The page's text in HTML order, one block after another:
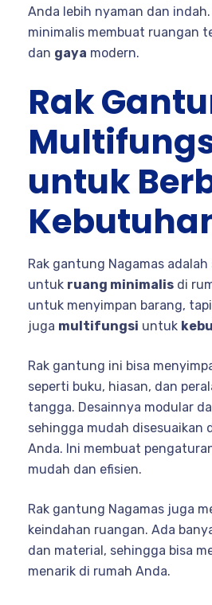
Anda lebih nyaman dan
minimalis membuat ruangan
dan gaya modern.
Rak
untuk
Rak gantung Nagamas
untuk ruang minimalis di
untuk menyimpan barang, tapi
juga multifungsi untuk
Rak gantung ini bisa
seperti buku, hiasan, dan
tangga. Desainnya modular
sehingga mudah disesuaikan
Anda. Ini membuat
mudah dan efisien.
Rak gantung Nagamas juga
keindahan ruangan. Ada
dan material, sehingga bisa
menarik di rumah Anda.